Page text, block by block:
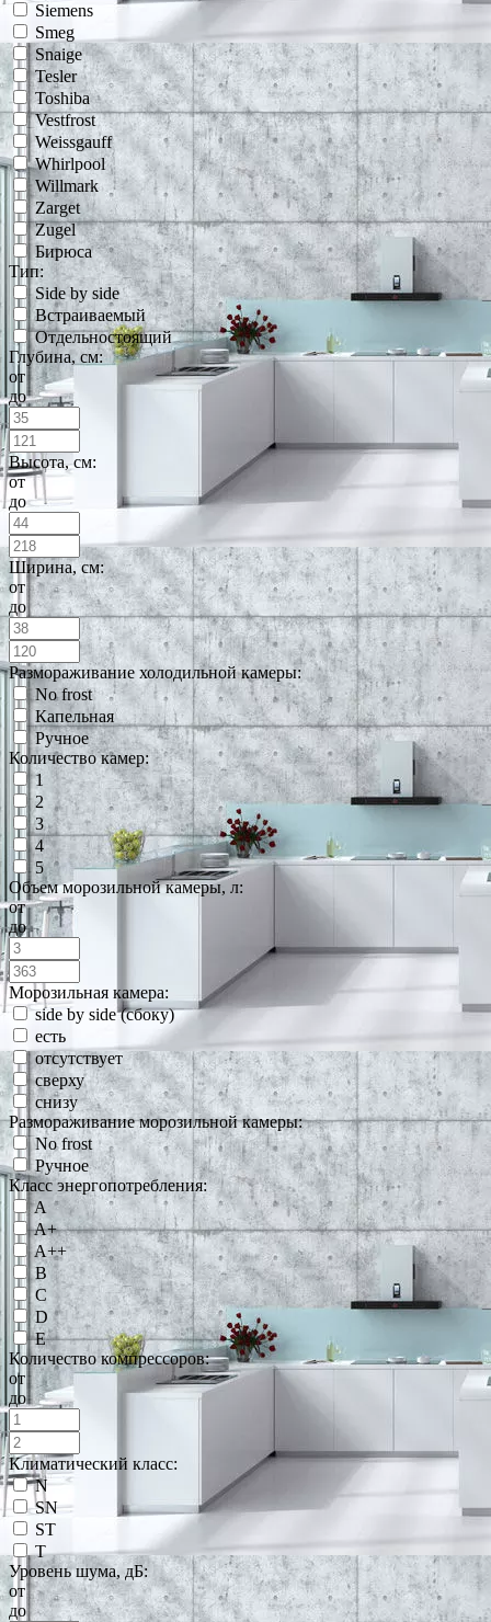
Siemens
Smeg
Snaige
Tesler
Toshiba
Vestfrost
Weissgauff
Whirlpool
Willmark
Zarget
Zugel
Бирюса
Тип:
Side by side
Встраиваемый
Отдельностоящий
Глубина, см:
от
до
Высота, см:
от
до
Ширина, см:
от
до
Размораживание холодильной камеры:
No frost
Капельная
Ручное
Количество камер:
1
2
3
4
5
Объем морозильной камеры, л:
от
до
Морозильная камера:
side by side (сбоку)
есть
отсутствует
сверху
снизу
Размораживание морозильной камеры:
No frost
Ручное
Класс энергопотребления:
A
A+
A++
B
C
D
E
Количество компрессоров:
от
до
Климатический класс:
N
SN
ST
T
Уровень шума, дБ:
от
до